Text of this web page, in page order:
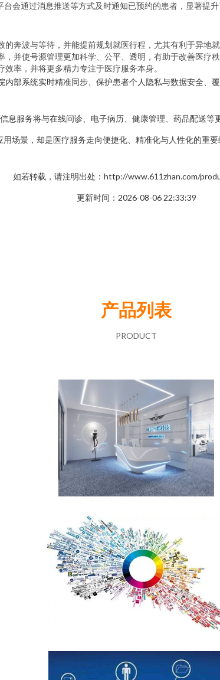
会通过消息推送等方式及时通知已预约的患者，显著提
的奔波与等待，并能提前规划就医行程，尤其有利于异地
并使号源管理更加科学、公平、透明，有助于改善医疗秩
率，并将更多精力专注于医疗服务本身。
部系统实时精准同步、保护患者个人隐私与数据安全、
服务将与在线问诊、电子病历、健康管理、药品配送等
场景，却是医疗服务走向便捷化、精准化与人性化的重
如若转载，请注明出处：http://www.611zhan.com/
更新时间：2026-08-06 22:33:39
产品列表
PRODUCT